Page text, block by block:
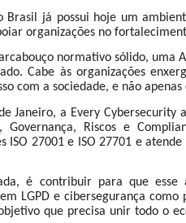
Brasil já possui hoje um
organizações no
normativo sólido, uma
Cabe às organizações
com a sociedade, e não
Janeiro, a Every Cybersecurity
Governança, Riscos e
27001 e ISO 27701 e
é contribuir para que esse
LGPD e cibersegurança
que precisa unir todo o